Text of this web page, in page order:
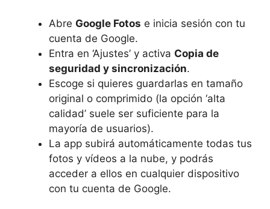
Abre Google Fotos e inicia sesión con tu
cuenta de Google.
Entra en ‘Ajustes’ y activa Copia de
seguridad y sincronización.
Escoge si quieres guardarlas en tamaño
original o comprimido (la opción ‘alta
calidad’ suele ser suficiente para la
mayoría de usuarios).
La app subirá automáticamente todas tus
fotos y vídeos a la nube, y podrás
acceder a ellos en cualquier dispositivo
con tu cuenta de Google.